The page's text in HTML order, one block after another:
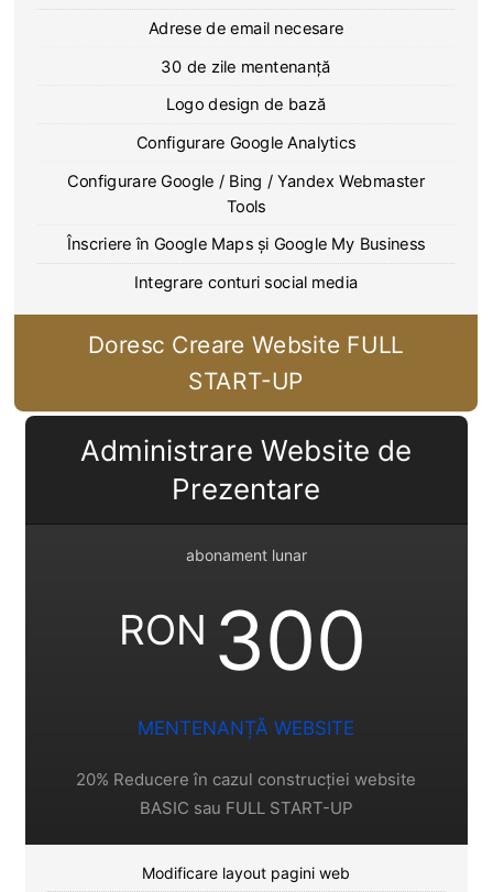
Adrese de email necesare
30 de zile mentenanță
Logo design de bază
Configurare Google Analytics
Configurare Google / Bing / Yandex Webmaster
Tools
Înscriere în Google Maps și Google My Business
Integrare conturi social media
Doresc Creare Website FULL
START-UP
Administrare Website de
Prezentare
abonament lunar
RON 300
MENTENANȚĂ WEBSITE
20% Reducere în cazul construcției website
BASIC sau FULL START-UP
Modificare layout pagini web